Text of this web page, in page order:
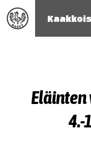
Eläinten
4.-